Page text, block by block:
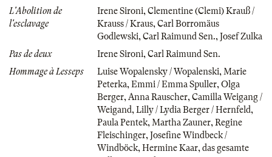
L'Abolition de
l'esclavage
Irene Sironi,Clementine (Clemi) Krauß /
Krauss / Kraus,Carl Borromäus
Godlewski,Carl Raimund Sen.,Josef Zulka
Pas de deux
Irene Sironi,Carl Raimund Sen.
Hommage à Lesseps
Luise Wopalensky / Wopalenski,Marie
Peterka,Emmi / Emma Spuller,Olga
Berger,Anna Rauscher,Camilla Weigang /
Weigand,Lilly / Lydia Berger / Hernfeld,
Paula Pentek,Martha Zauner,Regine
Fleischinger,Josefine Windbeck /
Windböck,Hermine Kaar,das gesamte